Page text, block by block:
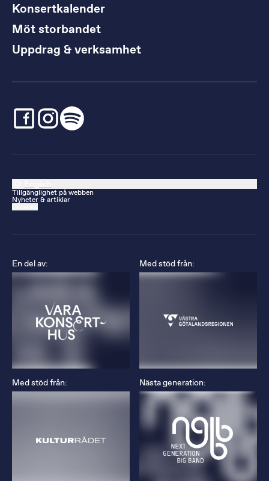
Konsertkalender
Möt storbandet
Uppdrag & verksamhet
Tillgänglighet på webben
Nyheter & artiklar
En del av: Med stöd från:
Med stöd från: Nästa generation: